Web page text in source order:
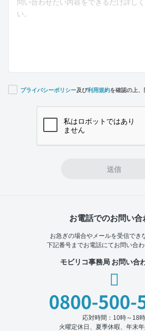
プライバシーポリシー及び利用規約を確認の上、
送信
お電話でのお問い合
お急ぎの場合やメールを受信でき
下記番号までお電話にてお問い合わ
モビリコ事務局 お問い合
0800-500-
応対時間：10時～18時
火曜定休日、夏季休暇、年末年